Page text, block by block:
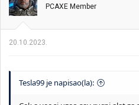
PCAXE Member
20.10.2023.
Tesla99 je napisao(la):